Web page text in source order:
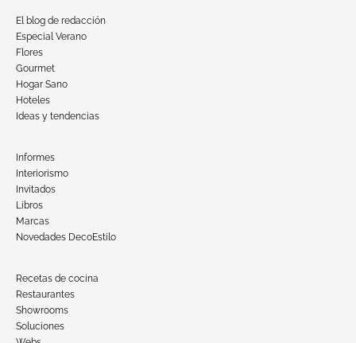
El blog de redacción
Especial Verano
Flores
Gourmet
Hogar Sano
Hoteles
Ideas y tendencias
Informes
Interiorismo
Invitados
Libros
Marcas
Novedades DecoEstilo
Recetas de cocina
Restaurantes
Showrooms
Soluciones